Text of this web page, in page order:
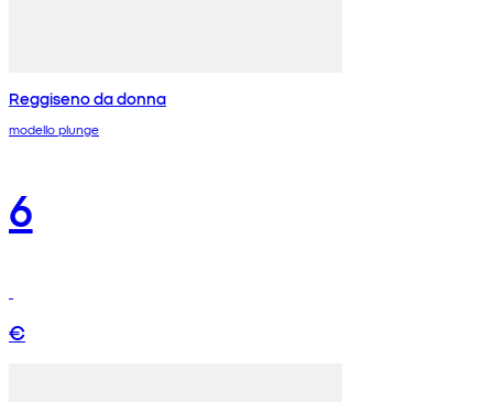
Reggiseno da donna
modello plunge
6
€